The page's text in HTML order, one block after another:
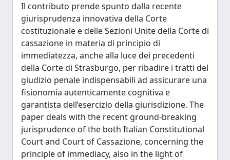
Il contributo prende spunto dalla recente
giurisprudenza innovativa della Corte
costituzionale e delle Sezioni Unite della Corte di
cassazione in materia di principio di
immediatezza, anche alla luce dei precedenti
della Corte di Strasburgo, per ribadire i tratti del
giudizio penale indispensabili ad assicurare una
fisionomia autenticamente cognitiva e
garantista dell’esercizio della giurisdizione. The
paper deals with the recent ground-breaking
jurisprudence of the both Italian Constitutional
Court and Court of Cassazione, concerning the
principle of immediacy, also in the light of